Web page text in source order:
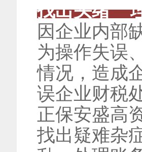
找出头绪
因企业内部
为操作失误
情况，造成
误企业财税
正保安盛高
找出疑难杂